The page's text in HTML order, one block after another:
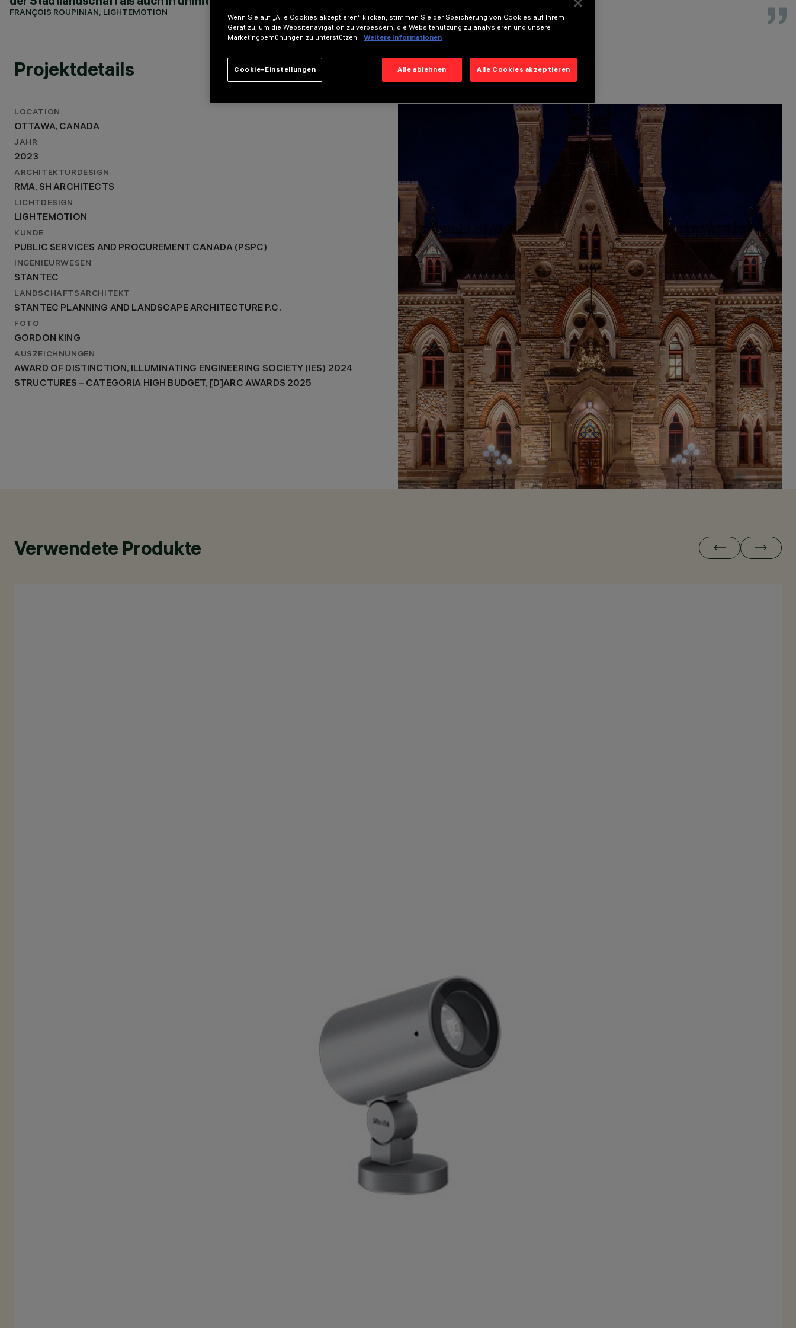
2023
LIGHTEMOTION
FRANÇOIS ROUPINIAN, LIGHTEMOTION
Projektdetails
LOCATION
OTTAWA, CANADA
JAHR
2023
ARCHITEKTURDESIGN
RMA, SH ARCHITECTS
LICHTDESIGN
LIGHTEMOTION
KUNDE
PUBLIC SERVICES AND PROCUREMENT CANADA (PSPC)
INGENIEURWESEN
STANTEC
LANDSCHAFTSARCHITEKT
STANTEC PLANNING AND LANDSCAPE ARCHITECTURE P.C.
FOTO
GORDON KING
AUSZEICHNUNGEN
AWARD OF DISTINCTION, ILLUMINATING ENGINEERING SOCIETY (IES) 2024
STRUCTURES – CATEGORIA HIGH BUDGET, [D]ARC AWARDS 2025
Verwendete Produkte
Wenn Sie auf „Alle Cookies akzeptieren“ klicken, stimmen Sie der Speicherung von Cookies auf Ihrem
Gerät zu, um die Websitenavigation zu verbessern, die Websitenutzung zu analysieren und unsere
Marketingbemühungen zu unterstützen.
Weitere Informationen
Alle ablehnen Alle Cookies akzeptieren
Cookie-Einstellungen